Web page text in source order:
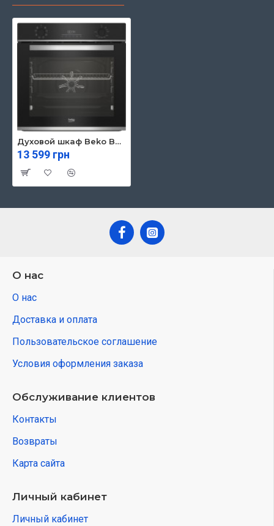
Духовой шкаф Beko BBIM13300XD
13 599 грн
О нас
О нас
Доставка и оплата
Пользовательское соглашение
Условия оформления заказа
Обслуживание клиентов
Контакты
Возвраты
Карта сайта
Личный кабинет
Личный кабинет